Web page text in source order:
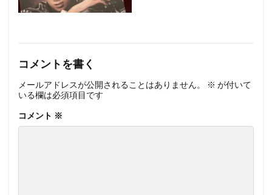
コメントを書く
メールアドレスが公開されることはありません。 ※ が付いて
いる欄は必須項目です
コメント ※